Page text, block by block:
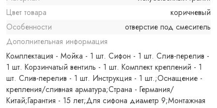
Цвет товара
коричневый
Особенности
отверстие под смеситель
Дополнительная информация
Комплектация - Мойка - 1 шт. Сифон - 1 шт. Слив-перелив -
1 шт. Корзинчатый вентиль - 1 шт. Комплект креплений - 1
шт. Слив-перелив - 1 шт. Инструкция - 1 шт.;Оснащение -
крепления/сливная арматура;Страна - Германия/
Китай;Гарантия - 15 лет;Для сифона диаметр 9;Монтажная